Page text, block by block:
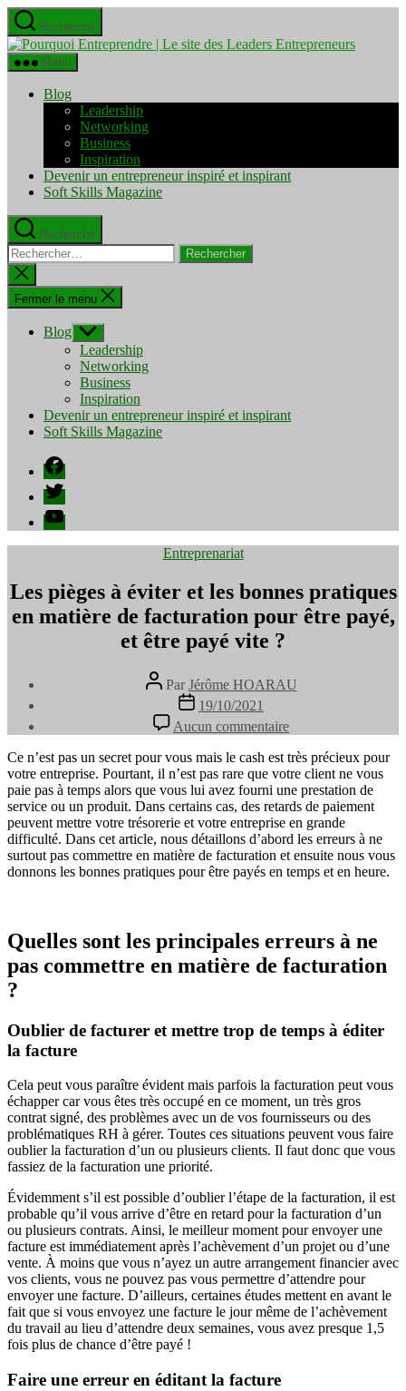
Aller
au
contenu
Recherche
Pourquoi
Menu
Blog
Leadership
Networking
Business
Inspiration
Devenir un entrepreneur inspiré et inspirant
Soft Skills Magazine
Recherche
Rechercher :
Fermer
la
recherche
Fermer le menu
Blog Afficher
le
sous-
menu
Leadership
Networking
Business
Inspiration
Devenir un entrepreneur inspiré et inspirant
Soft Skills Magazine
Facebook
Twitter
YouTube
Catégories
Entreprenariat
Les pièges à éviter et les bonnes pratiques
en matière de facturation pour être payé,
et être payé vite ?
Auteur
de
l’article
Par Jérôme HOARAU
Date
l’article
19/10/2021
Aucun commentaire
Les
pièges
à
éviter
et
les
bonnes
pratiques
en
matière
être
payé,
vite
Ce n’est pas un secret pour vous mais le cash est très précieux pour
votre entreprise. Pourtant, il n’est pas rare que votre client ne vous
paie pas à temps alors que vous lui avez fourni une prestation de
service ou un produit. Dans certains cas, des retards de paiement
peuvent mettre votre trésorerie et votre entreprise en grande
difficulté. Dans cet article, nous détaillons d’abord les erreurs à ne
surtout pas commettre en matière de facturation et ensuite nous vous
donnons les bonnes pratiques pour être payés en temps et en heure.
Quelles sont les principales erreurs à ne
pas commettre en matière de facturation
?
Oublier de facturer et mettre trop de temps à éditer
la facture
Cela peut vous paraître évident mais parfois la facturation peut vous
échapper car vous êtes très occupé en ce moment, un très gros
contrat signé, des problèmes avec un de vos fournisseurs ou des
problématiques RH à gérer. Toutes ces situations peuvent vous faire
oublier la facturation d’un ou plusieurs clients. Il faut donc que vous
fassiez de la facturation une priorité.
Évidemment s’il est possible d’oublier l’étape de la facturation, il est
probable qu’il vous arrive d’être en retard pour la facturation d’un
ou plusieurs contrats. Ainsi, le meilleur moment pour envoyer une
facture est immédiatement après l’achèvement d’un projet ou d’une
vente. À moins que vous n’ayez un autre arrangement financier avec
vos clients, vous ne pouvez pas vous permettre d’attendre pour
envoyer une facture. D’ailleurs, certaines études mettent en avant le
fait que si vous envoyez une facture le jour même de l’achèvement
du travail au lieu d’attendre deux semaines, vous avez presque 1,5
fois plus de chance d’être payé !
Faire une erreur en éditant la facture